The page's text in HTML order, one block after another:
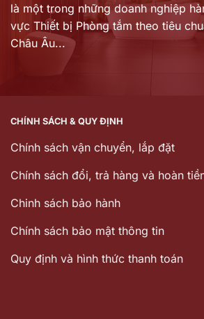
là một trong những doanh nghiệp
vực Thiết bị Phòng tắm theo tiêu
Châu Âu...
CHÍNH SÁCH & QUY ĐỊNH
Chính sách vận chuyển, lắp đặt
Chính sách đổi, trả hàng và hoàn
Chinh sách bảo hành
Chính sách bảo mật thông tin
Quy định và hình thức thanh toán